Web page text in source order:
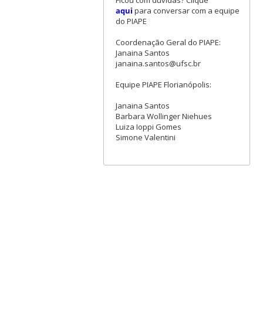
aqui para conversar com a equipe
do PIAPE
Coordenação Geral do PIAPE:
Janaina Santos
janaina.santos@ufsc.br
Equipe PIAPE Florianópolis:
Janaina Santos
Barbara Wollinger Niehues
Luiza Ioppi Gomes
Simone Valentini